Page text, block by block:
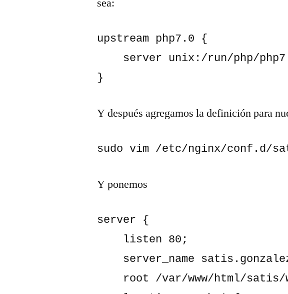
upstream php7.0 {
}
Y después agregamos la definición para
sudo vim /etc/nginx/conf.d/
Y ponemos
server {